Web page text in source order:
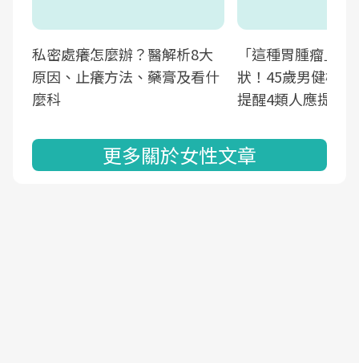
私密處癢怎麼辦？醫解析8大
原因、止癢方法、藥膏及看什
麼科
「這種胃腫瘤」
狀！45歲男健檢
提醒4類人應提高
更多關於女性文章